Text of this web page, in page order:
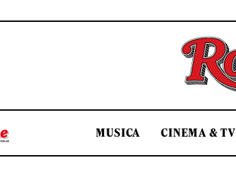
MUSICA CINEMA & TV